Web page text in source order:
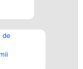
deContact